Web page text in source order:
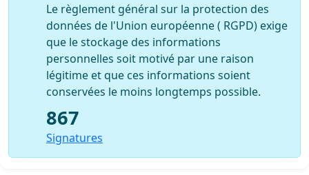
Le règlement général sur la protection des
données de l'Union européenne ( RGPD) exige
que le stockage des informations
personnelles soit motivé par une raison
légitime et que ces informations soient
conservées le moins longtemps possible.
867
Signatures